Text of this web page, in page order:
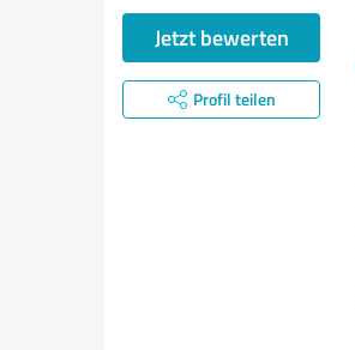
Jetzt bewerten
Profil teilen